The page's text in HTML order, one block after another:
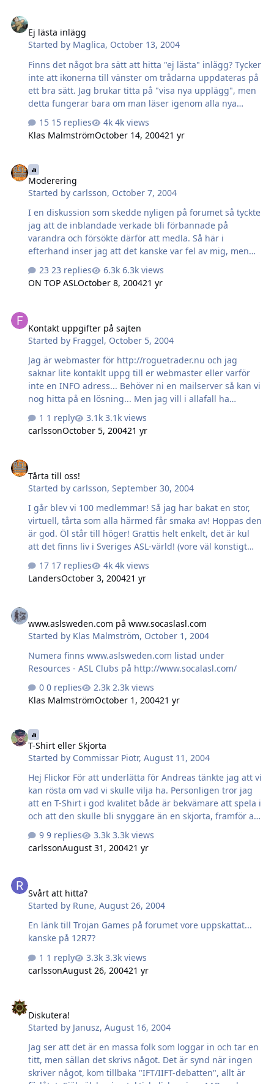
Ej lästa inlägg
Started by Maglica, October 13, 2004
Finns det något bra sätt att hitta "ej lästa" inlägg? Tycker
inte att ikonerna till vänster om trådarna uppdateras på
ett bra sätt. Jag brukar titta på "visa nya upplägg", men
detta fungerar bara om man läser igenom alla nya
15 replies
4k views
Klas MalmströmOctober 14, 200421 yr
Moderering
Started bycarlsson, October 7, 2004
I en diskussion som skedde nyligen på forumet så tyckte
jag att de inblandade verkade bli förbannade på
varandra och försökte därför att medla. Så här i
efterhand inser jag att det kanske var fel av mig, men
snabb. Jag tycker dock om känslan vi har på forumet och
när två människor, enligt mig, blir förbannade på
"bestämmer" vad som är lämpligt eller inte), eller ska
forumet vara helt fritt? Reagerade jag för snabbt? Bör
Vem bestämmer när en diskussion spårar ur? …
23 replies
6.3k views
ON TOP ASLOctober 8, 200421 yr
Kontakt uppgifter på sajten
Started by Fraggel, October 5, 2004
Jag är webmaster för http://roguetrader.nu och jag
saknar lite kontaklt uppg till er webmaster eller varför
inte en INFO adress... Behöver ni en mailserver så kan vi
nog hitta på en lösning... Men jag vill i allafall ha
Gillade bilderna från Arnheim har fundert på att åka dit
ett fleral ggr...
1 reply
3.1k views
carlssonOctober 5, 200421 yr
Tårta till oss!
Started bycarlsson,September 30, 2004
I går blev vi 100 medlemmar! Så jag har bakat en stor,
virtuell, tårta som alla härmed får smaka av! Hoppas den
är god. Öl står till höger! Grattis helt enkelt, det är kul
att det finns liv i Sveriges ASL-värld! (vore väl konstigt
annars med tanke på hur tuffa svenskarna är i
turneringar)
17 replies
4k views
LandersOctober 3, 200421 yr
www.aslsweden.com på www.socaslasl.com
Started by Klas Malmström, October 1, 2004
Numera finns www.aslsweden.com listad under
Resources - ASL Clubs på http://www.socalasl.com/
0 replies
2.3k views
Klas MalmströmOctober 1, 200421 yr
T-Shirt eller Skjorta
Started by Commissar Piotr,August 11, 2004
Hej Flickor För att underlätta för Andreas tänkte jag att vi
kan rösta om vad vi skulle vilja ha. Personligen tror jag
att en T-Shirt i god kvalitet både är bekvämare att spela i
och att den skulle bli snyggare än en skjorta, framför allt
eftersom färgen är svart.
9 replies
3.3k views
carlssonAugust 31, 200421 yr
Svårt att hitta?
Started by Rune,August 26, 2004
En länk till Trojan Games på forumet vore uppskattat...
kanske på 12R7?
1 reply
3.3k views
carlssonAugust 26, 200421 yr
Diskutera!
Started by Janusz,August 16, 2004
Jag ser att det är en massa folk som loggar in och tar en
titt, men sällan det skrivs något. Det är synd när ingen
skriver något, kom tillbaka "IFT/IIFT-debatten", allt är